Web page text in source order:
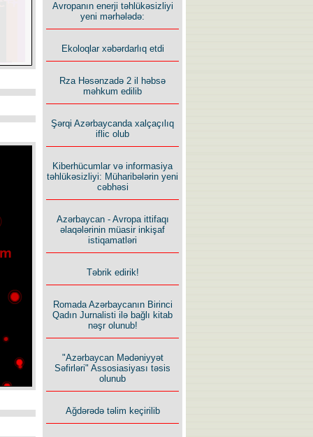
Avropanın enerji təhlükəsizliyi
yeni mərhələdə:
Ekoloqlar xəbərdarlıq etdi
Rza Həsənzadə 2 il həbsə
məhkum edilib
Şərqi Azərbaycanda xalçaçılıq
iflic olub
Kiberhücumlar və informasiya
təhlükəsizliyi: Müharibələrin yeni
cəbhəsi
Azərbaycan - Avropa ittifaqı
əlaqələrinin müasir inkişaf
istiqamatləri
Təbrik edirik!
Romada Azərbaycanın Birinci
Qadın Jurnalisti ilə bağlı kitab
nəşr olunub!
"Azərbaycan Mədəniyyət
Səfirləri" Assosiasiyası təsis
olunub
Ağdərədə təlim keçirilib